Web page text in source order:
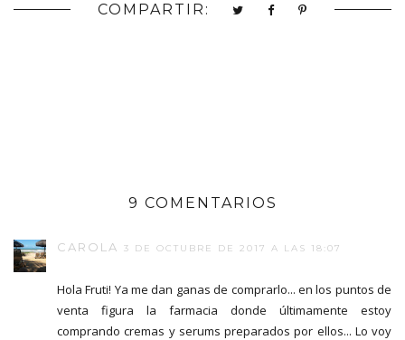
COMPARTIR:
9 COMENTARIOS
CAROLA 3 DE OCTUBRE DE 2017 A LAS 18:07
Hola Fruti! Ya me dan ganas de comprarlo... en los puntos de
venta figura la farmacia donde últimamente estoy
comprando cremas y serums preparados por ellos... Lo voy